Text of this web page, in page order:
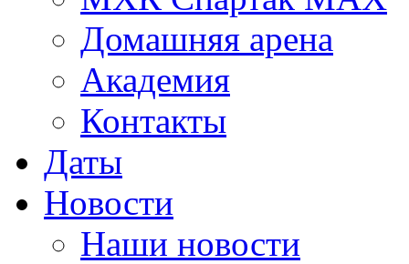
Домашняя арена
Академия
Контакты
Даты
Новости
Наши новости